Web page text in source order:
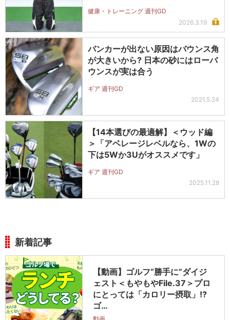
健康・トレーニング 週刊GD
2026.3.19
バンカーが出ない原因はバウンス角
が大きいから? 日本の砂にはローバ
ウンスが実は合う
ギア 週刊GD
2021.5.24
【14本選びの最適解】＜ウッド編
＞「アベレージレベルなら、1Wの
下は5Wか3Uがオススメです」
ギア 週刊GD
2025.11.28
新着記事
【動画】ゴルフ“勝手に”ダイジ
ェスト＜もやもやFile.37＞プロ
にとっては「カロリー摂取」!?
ゴ…